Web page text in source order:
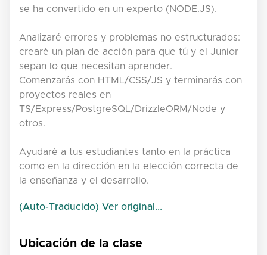
se ha convertido en un experto (NODE.JS).
Analizaré errores y problemas no estructurados:
crearé un plan de acción para que tú y el Junior
sepan lo que necesitan aprender.
Comenzarás con HTML/CSS/JS y terminarás con
proyectos reales en
TS/Express/PostgreSQL/DrizzleORM/Node y
otros.
Ayudaré a tus estudiantes tanto en la práctica
como en la dirección en la elección correcta de
la enseñanza y el desarrollo.
(Auto-Traducido) Ver original...
Ubicación de la clase